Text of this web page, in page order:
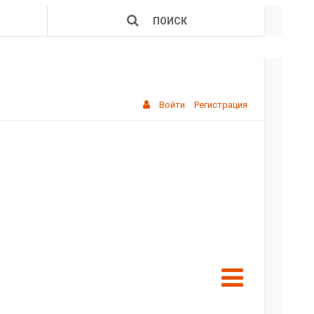
ПОИСК
Войти Регистрация